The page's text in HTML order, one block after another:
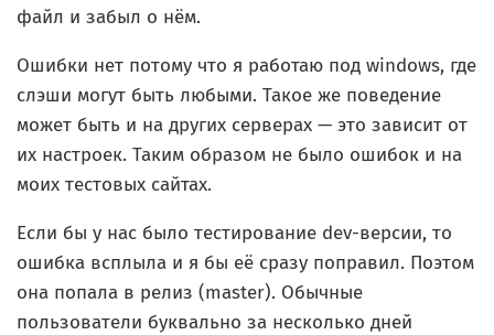
файл и забыл о нём.
Ошибки нет потому что я работаю под windows, где
слэши могут быть любыми. Такое же поведение
может быть и на других серверах — это зависит от
их настроек. Таким образом не было ошибок и на
моих тестовых сайтах.
Если бы у нас было тестирование dev-версии, то
ошибка всплыла и я бы её сразу поправил. Поэтом
она попала в релиз (master). Обычные
пользователи буквально за несколько дней